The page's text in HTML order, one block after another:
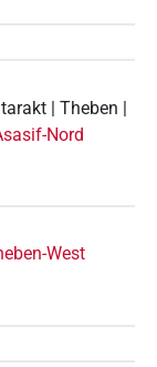
| Theben |
Nord
West